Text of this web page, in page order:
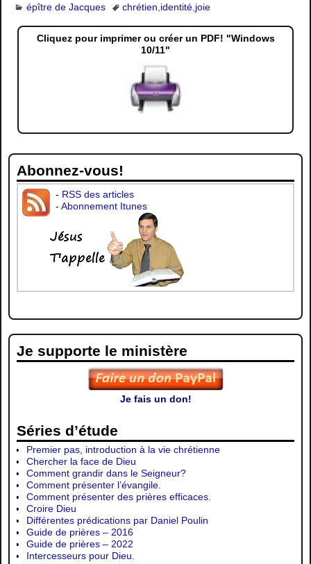
épître de Jacques chrétien identité, joie
Cliquez pour imprimer ou créer un PDF! "Windows
10/11"
Abonnez-vous!
- RSS des articles
-Abonnement Itunes
Je supporte le ministère
Je fais un don!
Séries d’étude
Premier pas, introduction à la vie chrétienne
Chercher la face de Dieu
Comment grandir dans le Seigneur?
Comment présenter l’évangile.
Comment présenter des prières efficaces.
Croire Dieu
Différentes prédications par Daniel Poulin
Guide de prières – 2016
Guide de prières – 2022
Intercesseurs pour Dieu.